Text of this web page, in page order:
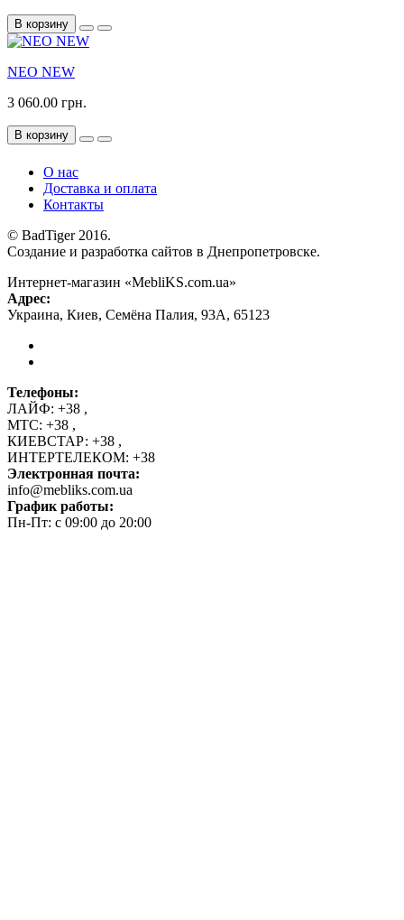
В корзину
NEO NEW
3 060.00 грн.
В корзину
О нас
Доставка и оплата
Контакты
© BadTiger 2016.
Создание и разработка сайтов в Днепропетровске.
Интернет-магазин «MebliKS.com.ua»
Адрес:
Украина, Киев, Семёна Палия, 93А, 65123
Телефоны:
ЛАЙФ: +38 ,
МТС: +38 ,
КИЕВСТАР: +38 ,
ИНТЕРТЕЛЕКОМ: +38
Электронная почта:
info@mebliks.com.ua
График работы:
Пн-Пт: с 09:00 до 20:00